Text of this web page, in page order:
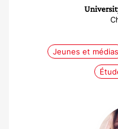
Jeunes et médias